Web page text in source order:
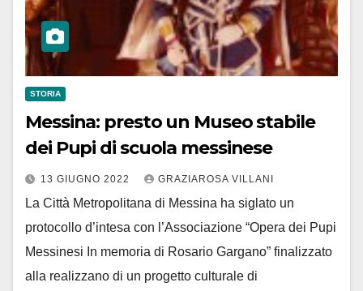
STORIA
Messina: presto un Museo stabile
dei Pupi di scuola messinese
13 GIUGNO 2022 GRAZIAROSA VILLANI
La Città Metropolitana di Messina ha siglato un
protocollo d’intesa con l’Associazione “Opera dei Pupi
Messinesi In memoria di Rosario Gargano” finalizzato
alla realizzano di un progetto culturale di